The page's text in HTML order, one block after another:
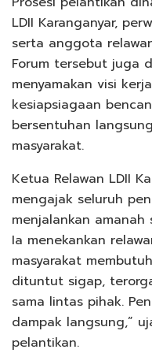
LDII Karanganyar,
serta anggota
Forum tersebut juga
menyamakan visi
kesiapsiagaan
bersentuhan
masyarakat.
Ketua Relawan LDII
mengajak seluruh
menjalankan
Ia menekankan
masyarakat
dituntut sigap,
sama lintas pihak.
dampak langsung,”
pelantikan.